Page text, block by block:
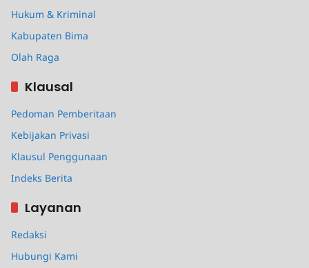
Hukum & Kriminal
Kabupaten Bima
Olah Raga
Klausal
Pedoman Pemberitaan
Kebijakan Privasi
Klausul Penggunaan
Indeks Berita
Layanan
Redaksi
Hubungi Kami